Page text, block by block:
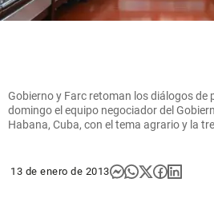
Gobierno y Farc retoman los diálogos de
domingo el equipo negociador del
Habana, Cuba, con el tema agrario y la
13 de enero de 2013